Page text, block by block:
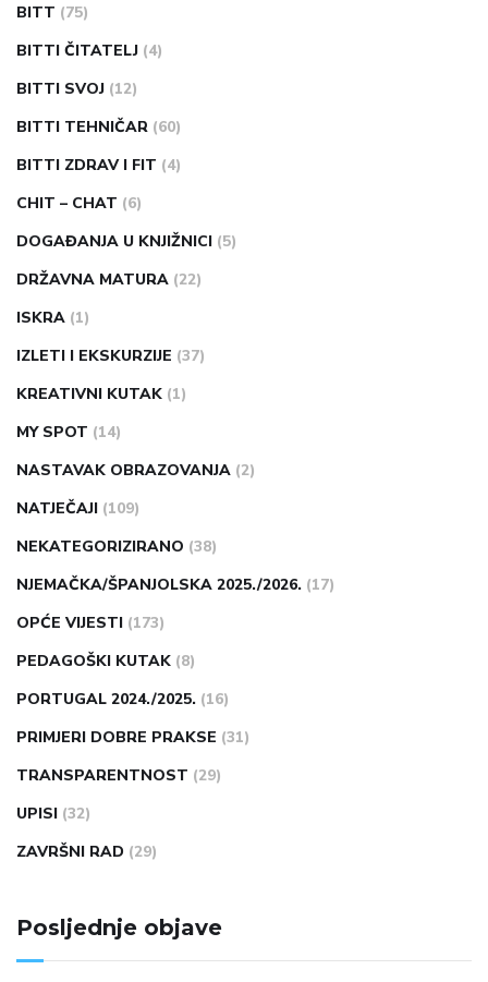
BITT (75)
BITTI ČITATELJ (4)
BITTI SVOJ (12)
BITTI TEHNIČAR (60)
BITTI ZDRAV I FIT (4)
CHIT – CHAT (6)
DOGAĐANJA U KNJIŽNICI (5)
DRŽAVNA MATURA (22)
ISKRA (1)
IZLETI I EKSKURZIJE (37)
KREATIVNI KUTAK (1)
MY SPOT (14)
NASTAVAK OBRAZOVANJA (2)
NATJEČAJI (109)
NEKATEGORIZIRANO (38)
NJEMAČKA/ŠPANJOLSKA 2025./2026. (17)
OPĆE VIJESTI (173)
PEDAGOŠKI KUTAK (8)
PORTUGAL 2024./2025. (16)
PRIMJERI DOBRE PRAKSE (31)
TRANSPARENTNOST (29)
UPISI (32)
ZAVRŠNI RAD (29)
Posljednje objave